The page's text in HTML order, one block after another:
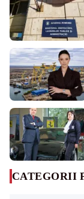
CATEGORII